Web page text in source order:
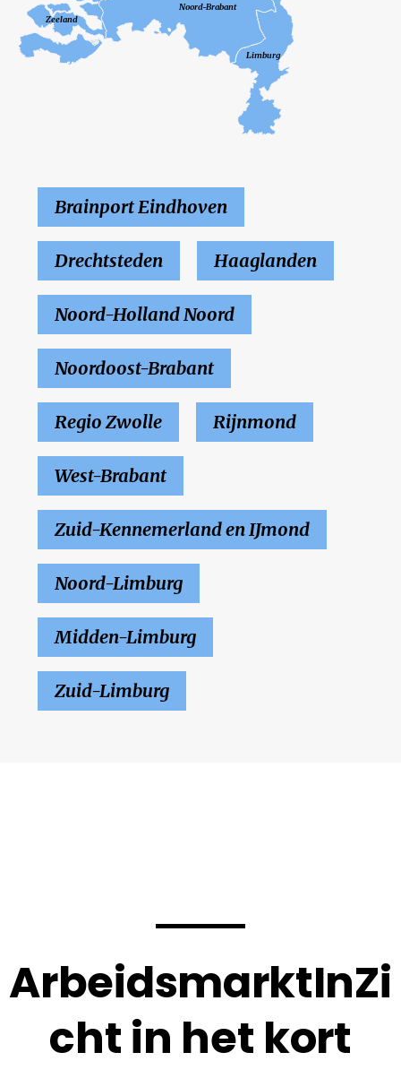
Zeeland
Noord-Brabant
Limburg
Brainport Eindhoven
Drechtsteden Haaglanden
Noord-Holland Noord
Noordoost-Brabant
Regio Zwolle Rijnmond
West-Brabant
Zuid-Kennemerland en IJmond
Noord-Limburg
Midden-Limburg
Zuid-Limburg
ArbeidsmarktInZi
cht in het kort